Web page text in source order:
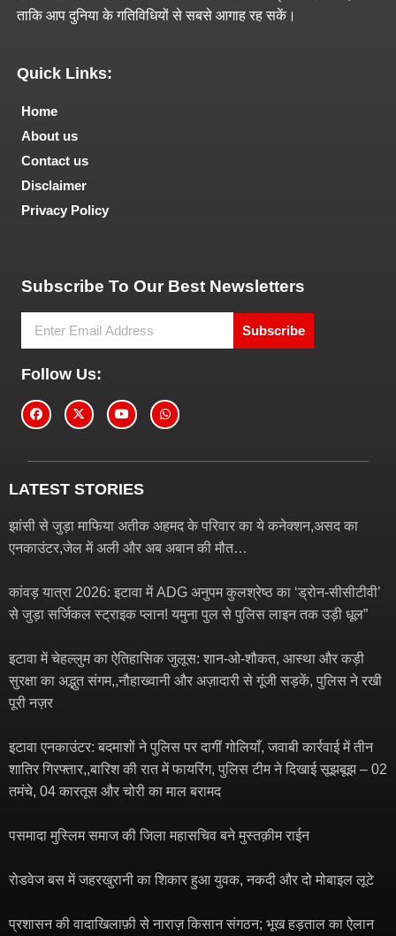
ताकि आप दुनिया के गतिविधियों से सबसे आगाह रह सकें।
Quick Links:
Home
About us
Contact us
Disclaimer
Privacy Policy
Subscribe To Our Best Newsletters
Subscribe
Follow Us:
LATEST STORIES
झांसी से जुड़ा माफिया अतीक अहमद के परिवार का ये कनेक्शन,असद का
एनकाउंटर,जेल में अली और अब अबान की मौत…
कांवड़ यात्रा 2026: इटावा में ADG अनुपम कुलश्रेष्ठ का ‘ड्रोन-सीसीटीवी’
से जुड़ा सर्जिकल स्ट्राइक प्लान! यमुना पुल से पुलिस लाइन तक उड़ी धूल”
इटावा में चेहल्लुम का ऐतिहासिक जुलूस: शान-ओ-शौकत, आस्था और कड़ी
सुरक्षा का अद्भुत संगम,,नौहाख्वानी और अज़ादारी से गूंजी सड़कें, पुलिस ने रखी
पूरी नज़र
इटावा एनकाउंटर: बदमाशों ने पुलिस पर दागीं गोलियाँ, जवाबी कार्रवाई में तीन
शातिर गिरफ्तार,,बारिश की रात में फायरिंग, पुलिस टीम ने दिखाई सूझबूझ – 02
तमंचे, 04 कारतूस और चोरी का माल बरामद
पसमादा मुस्लिम समाज की जिला महासचिव बने मुस्तक़ीम राईन
रोडवेज बस में जहरखुरानी का शिकार हुआ युवक, नकदी और दो मोबाइल लूटे
प्रशासन की वादाखिलाफ़ी से नाराज़ किसान संगठन; भूख हड़ताल का ऐलान